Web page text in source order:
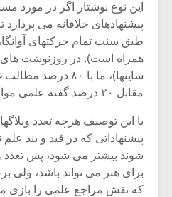
این نوع نوشتار اگر در مورد
پیشنهادهای خلاقانه می
طبق سنت تمام حرکتهای
همراه است). در روزنوشت های
سایتها)، ما با ۸۰
مقابل ۲۰ درصد گفته علمی مواجه هستیم.
با این توصیف هرچه تعدد
پیشنهاداتی که در قید و بند
شوند بیشتر می شود، پس تعدد
برای هنر می تواند باشد، ولی
که نقش مراجع علمی را بازی